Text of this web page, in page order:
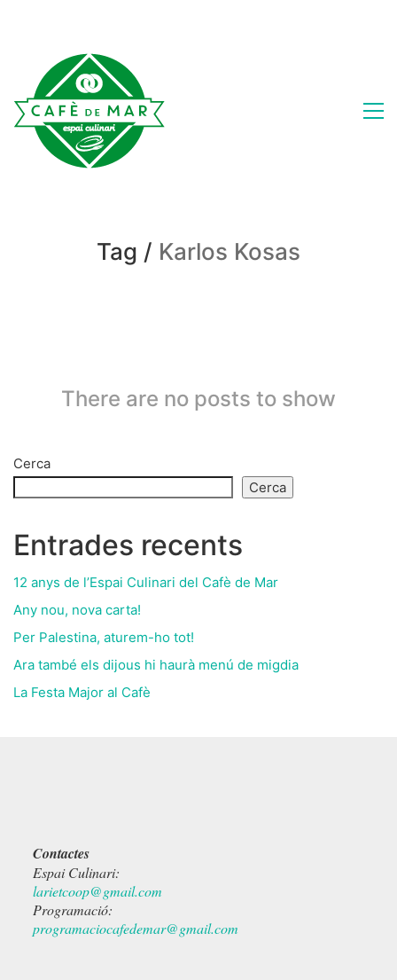
Tag / Karlos Kosas
There are no posts to show
Cerca
Cerca
Entrades recents
12 anys de l’Espai Culinari del Cafè de Mar
Any nou, nova carta!
Per Palestina, aturem-ho tot!
Ara també els dijous hi haurà menú de migdia
La Festa Major al Cafè
Contactes
Espai Culinari:
larietcoop@gmail.com
Programació:
programaciocafedemar@gmail.com